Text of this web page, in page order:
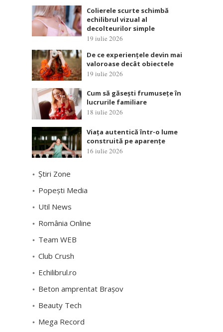
Colierele scurte schimbă
echilibrul vizual al
decolteurilor simple
19 iulie 2026
De ce experiențele devin mai
valoroase decât obiectele
19 iulie 2026
Cum să găsești frumusețe în
lucrurile familiare
18 iulie 2026
Viața autentică într-o lume
construită pe aparențe
16 iulie 2026
Știri Zone
Popești Media
Util News
România Online
Team WEB
Club Crush
Echilibrul.ro
Beton amprentat Brașov
Beauty Tech
Mega Record